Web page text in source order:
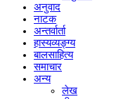
अनुवाद
नाटक
अन्तर्वार्ता
हास्यव्यङ्ग्य
बालसाहित्य
समाचार
अन्य
लेख